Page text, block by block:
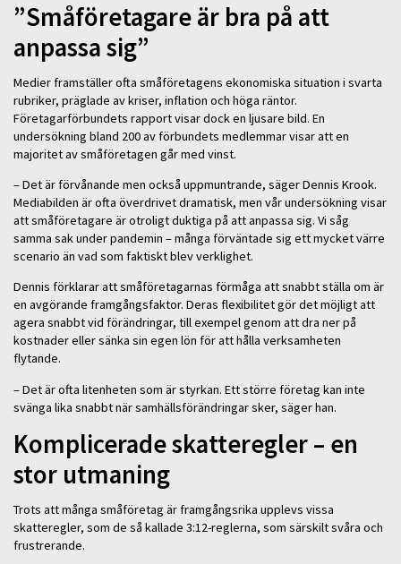
”Småföretagare är bra på att
anpassa sig”
Medier framställer ofta småföretagens ekonomiska situation i svarta
rubriker, präglade av kriser, inflation och höga räntor.
Företagarförbundets rapport visar dock en ljusare bild. En
undersökning bland 200 av förbundets medlemmar visar att en
majoritet av småföretagen går med vinst.
– Det är förvånande men också uppmuntrande, säger Dennis Krook.
Mediabilden är ofta överdrivet dramatisk, men vår undersökning visar
att småföretagare är otroligt duktiga på att anpassa sig. Vi såg
samma sak under pandemin – många förväntade sig ett mycket värre
scenario än vad som faktiskt blev verklighet.
Dennis förklarar att småföretagarnas förmåga att snabbt ställa om är
en avgörande framgångsfaktor. Deras flexibilitet gör det möjligt att
agera snabbt vid förändringar, till exempel genom att dra ner på
kostnader eller sänka sin egen lön för att hålla verksamheten
flytande.
– Det är ofta litenheten som är styrkan. Ett större företag kan inte
svänga lika snabbt när samhällsförändringar sker, säger han.
Komplicerade skatteregler – en
stor utmaning
Trots att många småföretag är framgångsrika upplevs vissa
skatteregler, som de så kallade 3:12-reglerna, som särskilt svåra och
frustrerande.